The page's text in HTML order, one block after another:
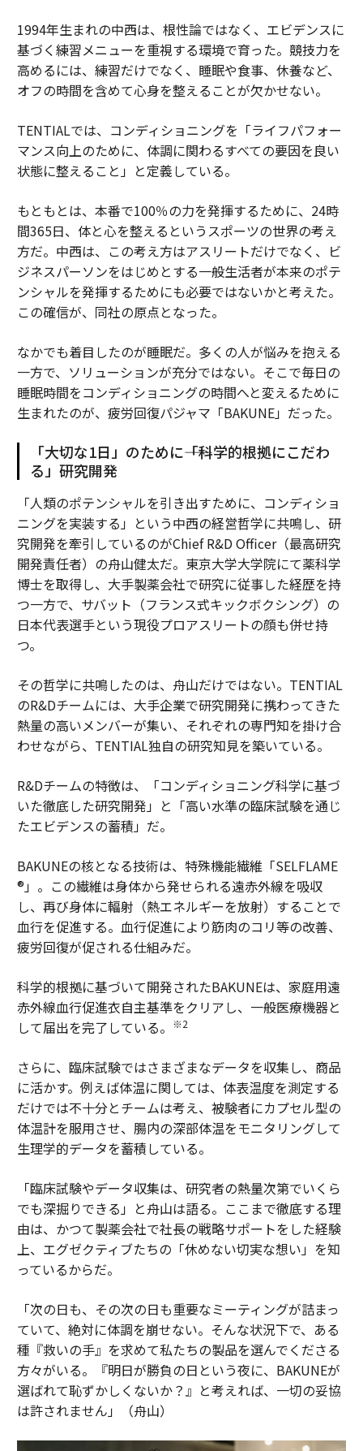
1994年生まれの中西は、根性論ではなく、エビデンスに
基づく練習メニューを重視する環境で育った。競技力を
高めるには、練習だけでなく、睡眠や食事、休養など、
オフの時間を含めて心身を整えることが欠かせない。
TENTIALでは、コンディショニングを「ライフパフォー
マンス向上のために、体調に関わるすべての要因を良い
状態に整えること」と定義している。
もともとは、本番で100％の力を発揮するために、24時
間365日、体と心を整えるというスポーツの世界の考え
方だ。中西は、この考え方はアスリートだけでなく、ビ
ジネスパーソンをはじめとする一般生活者が本来のポテ
ンシャルを発揮するためにも必要ではないかと考えた。
この確信が、同社の原点となった。
なかでも着目したのが睡眠だ。多くの人が悩みを抱える
一方で、ソリューションが充分ではない。そこで毎日の
睡眠時間をコンディショニングの時間へと変えるために
生まれたのが、疲労回復パジャマ「BAKUNE」だった。
「大切な1日」のために――「科学的根拠にこだわ
る」研究開発
「人類のポテンシャルを引き出すために、コンディショ
ニングを実装する」という中西の経営哲学に共鳴し、研
究開発を牽引しているのがChief R&D Officer（最高研究
開発責任者）の舟山健太だ。東京大学大学院にて薬科学
博士を取得し、大手製薬会社で研究に従事した経歴を持
つ一方で、サバット（フランス式キックボクシング）の
日本代表選手という現役プロアスリートの顔も併せ持
つ。
その哲学に共鳴したのは、舟山だけではない。TENTIAL
のR&Dチームには、大手企業で研究開発に携わってきた
熱量の高いメンバーが集い、それぞれの専門知を掛け合
わせながら、TENTIAL独自の研究知見を築いている。
R&Dチームの特徴は、「コンディショニング科学に基づ
いた徹底した研究開発」と「高い水準の臨床試験を通じ
たエビデンスの蓄積」だ。
BAKUNEの核となる技術は、特殊機能繊維「SELFLAME
®」。この繊維は身体から発せられる遠赤外線を吸収
し、再び身体に輻射（熱エネルギーを放射）することで
血行を促進する。血行促進により筋肉のコリ等の改善、
疲労回復が促される仕組みだ。
科学的根拠に基づいて開発されたBAKUNEは、家庭用遠
赤外線血行促進衣自主基準をクリアし、一般医療機器と
して届出を完了している。
※2
さらに、臨床試験ではさまざまなデータを収集し、商品
に活かす。例えば体温に関しては、体表温度を測定する
だけでは不十分とチームは考え、被験者にカプセル型の
体温計を服用させ、腸内の深部体温をモニタリングして
生理学的データを蓄積している。
「臨床試験やデータ収集は、研究者の熱量次第でいくら
でも深掘りできる」と舟山は語る。ここまで徹底する理
由は、かつて製薬会社で社長の戦略サポートをした経験
上、エグゼクティブたちの「休めない切実な想い」を知
っているからだ。
「次の日も、その次の日も重要なミーティングが詰まっ
ていて、絶対に体調を崩せない。そんな状況下で、ある
種『救いの手』を求めて私たちの製品を選んでくださる
方々がいる。『明日が勝負の日という夜に、BAKUNEが
選ばれて恥ずかしくないか？』と考えれば、一切の妥協
は許されません」（舟山）